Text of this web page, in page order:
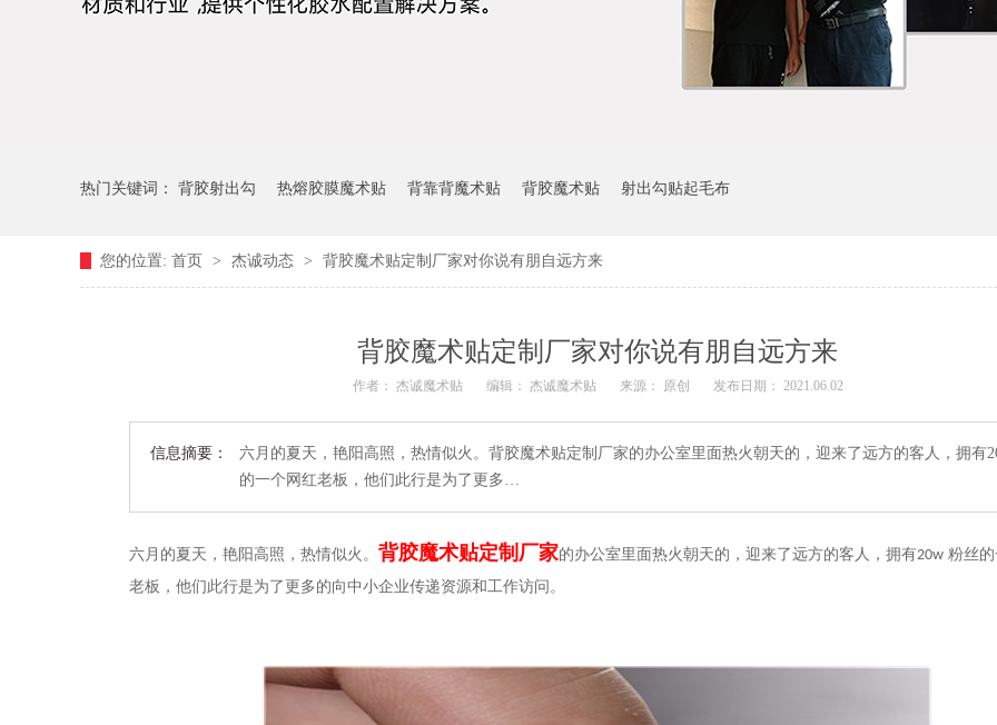
热门关键词： 背胶射出勾 热熔胶膜魔术贴 背靠背魔术贴 背胶魔术贴 射出勾贴起毛布
您的位置: 首页 > 杰诚动态 > 背胶魔术贴定制厂家对你说有朋自远方来
背胶魔术贴定制厂家对你说有朋自远方来
作者： 杰诚魔术贴 编辑： 杰诚魔术贴 来源： 原创 发布日期： 2021.06.02
信息摘要：
六月的夏天，艳阳高照，热情似火。背胶魔术贴定制厂家的办公室里面热火朝天的，迎来了远方的客人，拥有
的一个网红老板，他们此行是为了更多…
六月的夏天，艳阳高照，热情似火。 背胶魔术贴定制厂家的办公室里面热火朝天的，迎来了远方的客人，拥有20w 粉丝
老板，他们此行是为了更多的向中小企业传递资源和工作访问。